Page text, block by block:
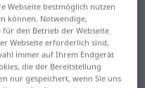
antippen)
Webseite bestmöglich nutzen
können. Notwendige,
den Betrieb der Webseite
Webseite erforderlich sind,
immer auf Ihrem Endgerät
die der Bereitstellung
nur gespeichert, wenn Sie uns